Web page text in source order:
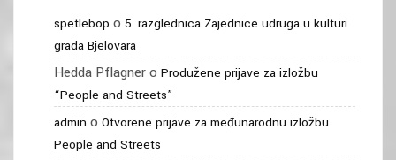
spetlebop o 5. razglednica Zajednice udruga u kulturi
grada Bjelovara
Hedda Pflagnero Produžene prijave za izložbu
“People and Streets”
admin o Otvorene prijave za međunarodnu izložbu
People and Streets